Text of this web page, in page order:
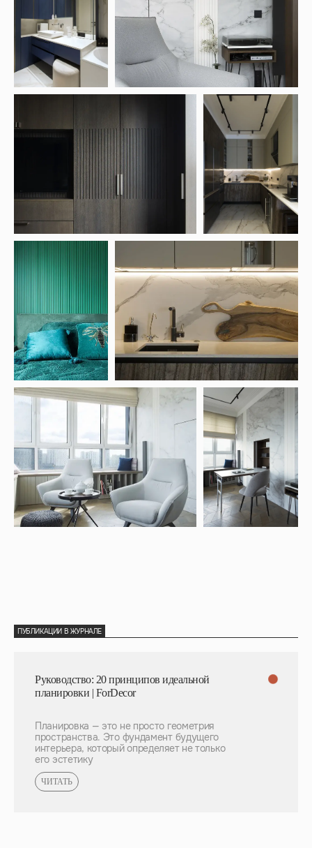
ПУБЛИКАЦИИ В ЖУРНАЛЕ
Руководство: 20 принципов идеальной
планировки | ForDecor
Планировка — это не просто геометрия
пространства. Это фундамент будущего
интерьера, который определяет не только
его эстетику
ЧИТАТЬ